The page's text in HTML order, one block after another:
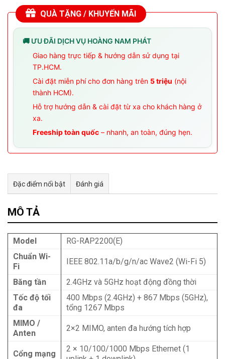
QUÀ TẶNG / KHUYẾN MÃI
🚚 ƯU ĐÃI DỊCH VỤ HOÀNG NAM PHÁT
Giao hàng trực tiếp & hướng dẫn sử dụng tại
TP.HCM.
Cài đặt miễn phí cho đơn hàng trên 5 triệu (nội
thành HCM).
Hỗ trợ hướng dẫn & cài đặt từ xa cho khách hàng ở
xa.
Freeship toàn quốc – nhanh, an toàn, đúng hẹn.
Đặc điểm nổi bật Đánh giá
Tư vấn & bán hàng qua Facebook
MÔ TẢ
Model
RG-RAP2200(E)
Chuẩn Wi-
Fi
IEEE 802.11a/b/g/n/ac Wave2 (Wi-Fi 5)
Băng tần
2.4GHz và 5GHz hoạt động đồng thời
Tốc độ tối
đa
400 Mbps (2.4GHz) + 867 Mbps (5GHz),
tổng 1267 Mbps
MIMO /
Anten
2×2 MIMO, anten đa hướng tích hợp
Cổng mạng
2 × 10/100/1000 Mbps Ethernet (1